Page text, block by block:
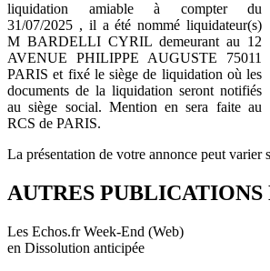
liquidation amiable à compter du
31/07/2025 , il a été nommé liquidateur(s)
M BARDELLI CYRIL demeurant au 12
AVENUE PHILIPPE AUGUSTE 75011
PARIS et fixé le siège de liquidation où les
documents de la liquidation seront notifiés
au siège social. Mention en sera faite au
RCS de PARIS.
La présentation de votre annonce peut
AUTRES
Les Echos.fr Week-End (Web)
en Dissolution anticipée